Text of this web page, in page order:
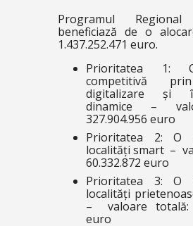
Programul Regional
beneficiază de o
1.437.252.471 euro.
Prioritatea 1:
competitivă
digitalizare și
dinamice –
327.904.956 euro
Prioritatea 2: O
localități smart –
60.332.872 euro
Prioritatea 3: O
localități
– valoare totală:
euro